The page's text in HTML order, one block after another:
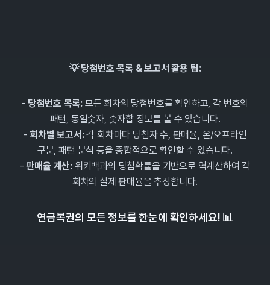
💡 당첨번호 목록 & 보고서 활용 팁:
- 당첨번호 목록:모든 회차의 당첨번호를 확인하고, 각 번호의
패턴, 동일숫자, 숫자합 정보를 볼 수 있습니다.
-회차별 보고서:각 회차마다 당첨자 수, 판매율, 온/오프라인
구분, 패턴 분석 등을 종합적으로 확인할 수 있습니다.
-판매율 계산: 위키백과의 당첨확률을 기반으로 역계산하여 각
회차의 실제 판매율을 추정합니다.
연금복권의 모든 정보를 한눈에 확인하세요! 📊